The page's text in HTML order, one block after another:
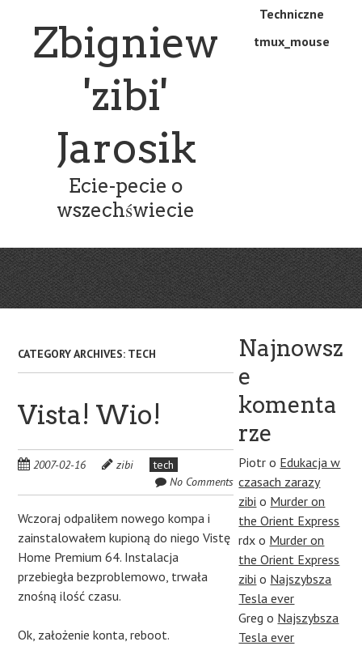
Zbigniew
'zibi'
Jarosik
Ecie-pecie o
wszechświecie
Menu
content
Techniczne
tmux_mouse
CATEGORY ARCHIVES: TECH
Vista! Wio!
2007-02-16 zibi
tech
No Comments
Wczoraj odpaliłem nowego kompa i
zainstalowałem kupioną do niego Vistę
Home Premium 64. Instalacja
przebiegła bezproblemowo, trwała
znośną ilość czasu.
Ok, założenie konta, reboot.
Najnowsz
e
komenta
rze
Piotr o Edukacja w
czasach zarazy
zibi o Murder on
the Orient Express
rdx o Murder on
the Orient Express
zibi o Najszybsza
Tesla ever
Greg o Najszybsza
Tesla ever